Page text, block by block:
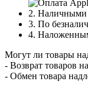
2. Наличными
3. По
4.
Могут ли товары
- Возврат товаров
- Обмен товара